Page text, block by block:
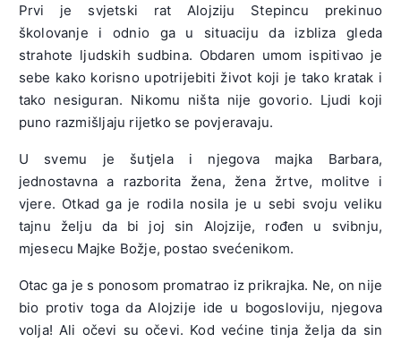
Prvi je svjetski rat Alojziju Stepincu prekinuo
školovanje i odnio ga u situaciju da izbliza gleda
strahote ljudskih sudbina. Obdaren umom ispitivao je
sebe kako korisno upotrijebiti život koji je tako kratak i
tako nesiguran. Nikomu ništa nije govorio. Ljudi koji
puno razmišljaju rijetko se povjeravaju.
U svemu je šutjela i njegova majka Barbara,
jednostavna a razborita žena, žena žrtve, molitve i
vjere. Otkad ga je rodila nosila je u sebi svoju veliku
tajnu želju da bi joj sin Alojzije, rođen u svibnju,
mjesecu Majke Božje, postao svećenikom.
Otac ga je s ponosom promatrao iz prikrajka. Ne, on nije
bio protiv toga da Alojzije ide u bogosloviju, njegova
volja! Ali očevi su očevi. Kod većine tinja želja da sin